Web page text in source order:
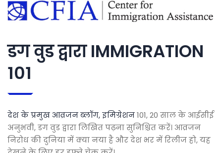
डग वुड द्वारा IMMIGRATION
101
देश के प्रमुख आव्रजन ब्लॉग, इमिग्रेशन101, 20 साल के आईसीई
अनुभवी, डग वुड द्वारा लिखित पढ़ना सुनिश्चित करें। आव्रजन
निरोध की दुनिया में क्या नया है और देश भर में रिलीज हो, यह